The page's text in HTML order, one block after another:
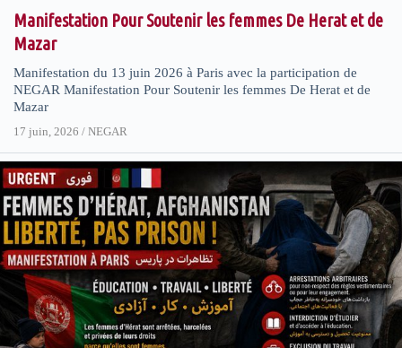
Manifestation Pour Soutenir les femmes De Herat et de
Mazar
Manifestation du 13 juin 2026 à Paris avec la participation de
NEGAR Manifestation Pour Soutenir les femmes De Herat et de
Mazar
17 juin, 2026 / NEGAR